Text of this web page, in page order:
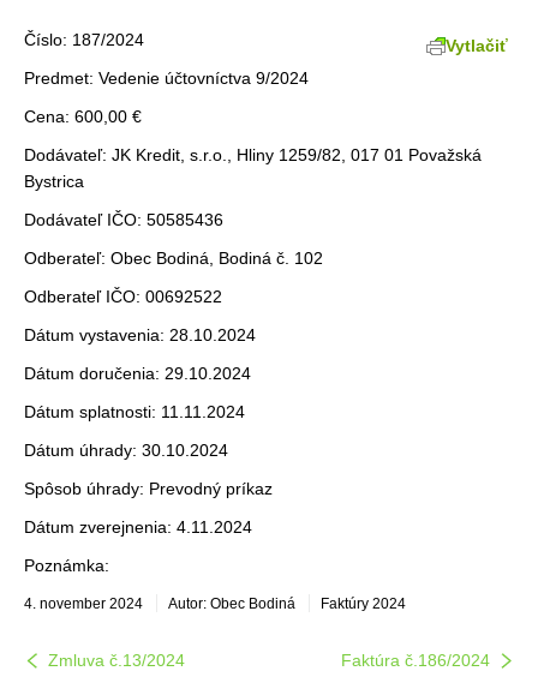
Formuláre
Fotogaléria
Kontakt
Vytlačiť
Číslo: 187/2024
Predmet: Vedenie účtovníctva 9/2024
Cena: 600,00 €
Dodávateľ: JK Kredit, s.r.o., Hliny 1259/82, 017 01 Považská
Bystrica
Dodávateľ IČO: 50585436
Odberateľ: Obec Bodiná, Bodiná č. 102
Odberateľ IČO: 00692522
Dátum vystavenia: 28.10.2024
Dátum doručenia: 29.10.2024
Dátum splatnosti: 11.11.2024
Dátum úhrady: 30.10.2024
Spôsob úhrady: Prevodný príkaz
Dátum zverejnenia: 4.11.2024
Poznámka:
4. november 2024 Autor: Obec Bodiná Faktúry 2024
Zmluva č.13/2024 Faktúra č.186/2024